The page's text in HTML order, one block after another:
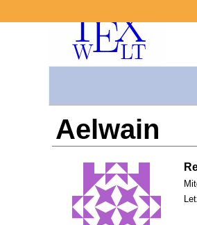
Aelwain